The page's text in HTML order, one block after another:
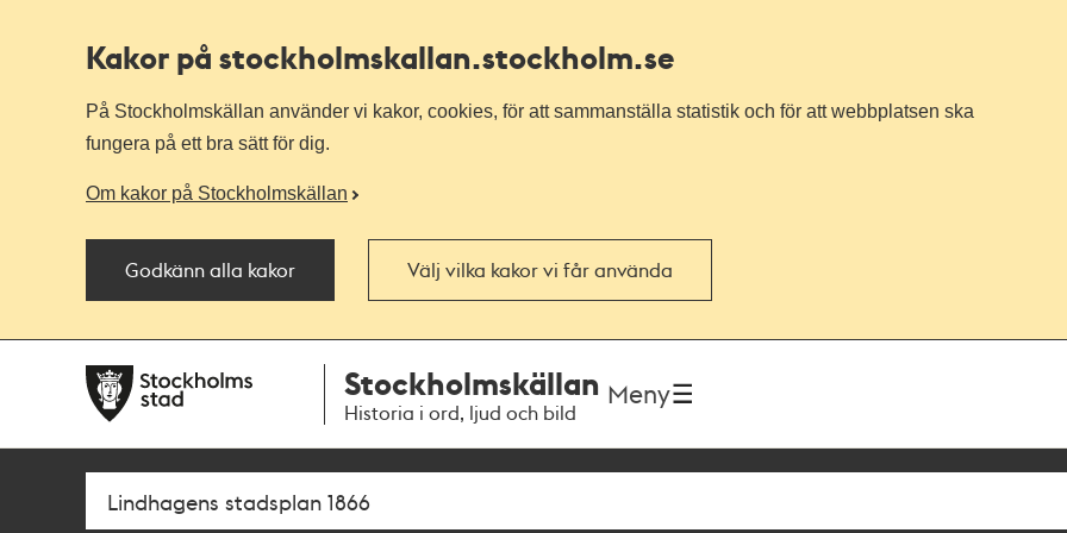
Kakor på stockholmskallan.stockholm.se
På Stockholmskällan använder vi kakor, cookies, för att sammanställa statistik och för att webbplatsen ska
fungera på ett bra sätt för dig.
Om kakor på Stockholmskällan
Godkänn alla kakor Välj vilka kakor vi får använda
navigationen
huvudinnehållet
Stockholmskällan
Historia i ord, ljud och bild
Meny
Sök